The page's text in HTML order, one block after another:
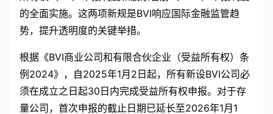
所有权（BO）申报制度和股东名册（ROM）申报制度
的全面实施。这两项新规是BVI响应国际金融监管趋
根据《BVI商业公司和有限合伙企业（受益所有权）条
例2024》，自2025年1月2日起，所有新设BVI公司必
须在成立之日起30日内完成受益所有权申报。对于存